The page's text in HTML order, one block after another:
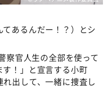
てあるんだー！？）とシ
察官人生の全部を使って
！」と宣言する小町
出して、一緒に捜査し